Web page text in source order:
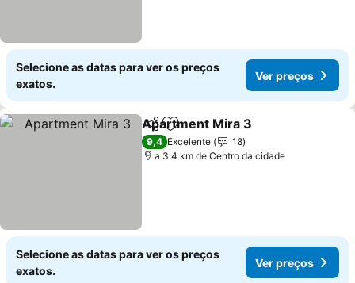
Selecione as datas para ver os preços
exatos.
Ver preços
PartilharAdicionar aos favoritos
Apartment Mira 3
9,4 Excelente
18
a 3.4 km de Centro da cidade
Selecione as datas para ver os preços
exatos.
Ver preços